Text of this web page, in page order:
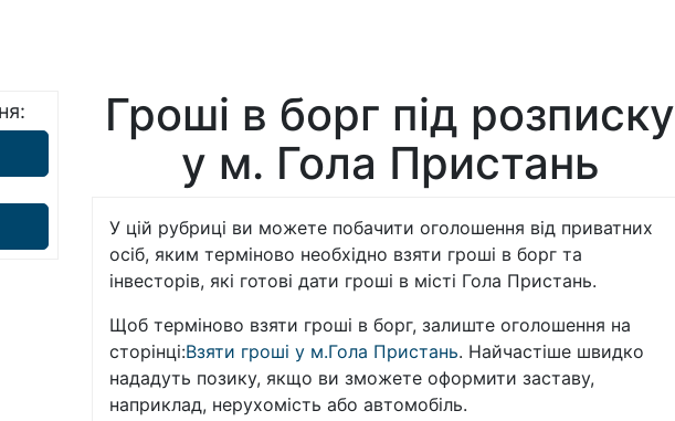
Гроші в борг під розписку
у м. Гола Пристань
У цій рубриці ви можете побачити оголошення від приватних
осіб, яким терміново необхідно взяти гроші в борг та
інвесторів, які готові дати гроші в місті Гола Пристань.
Щоб терміново взяти гроші в борг, залиште оголошення на
сторінці:Взяти гроші у м.Гола Пристань. Найчастіше швидко
нададуть позику, якщо ви зможете оформити заставу,
наприклад, нерухомість або автомобіль.